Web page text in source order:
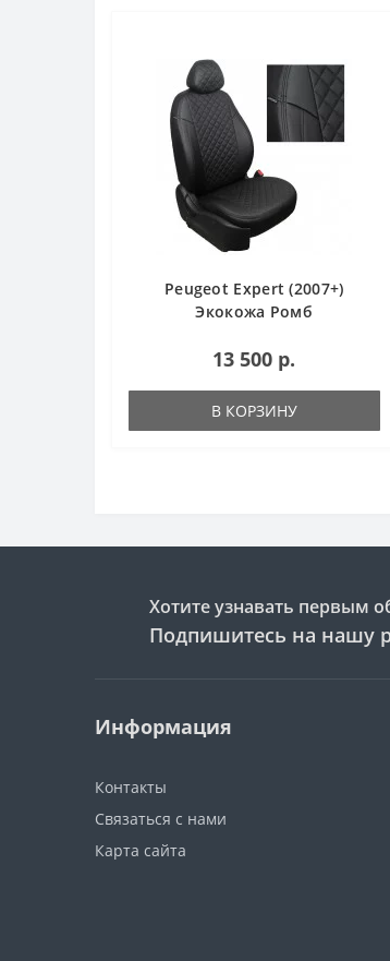
Peugeot Expert (2007+)
Экокожа Ромб
13 500 р.
В КОРЗИНУ
Хотите узнавать первым
Подпишитесь на нашу
Информация
Контакты
Связаться с нами
Карта сайта